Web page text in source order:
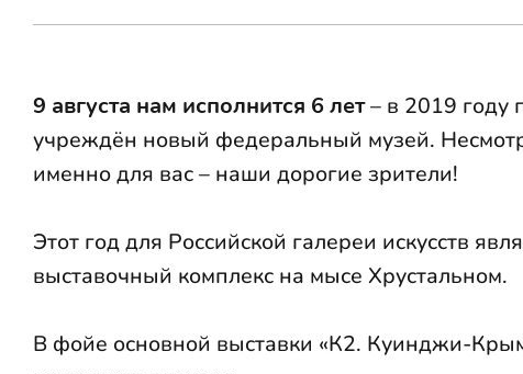
9 августа нам исполнится 6 лет– в 2019 году
учреждён новый федеральный музей.
именно для вас – наши дорогие зрители!
Этот год для Российской галереи искусств
выставочный комплекс на мысе Хрустальном.
В фойе основной выставки «К2. Куинджи-